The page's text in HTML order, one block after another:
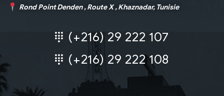
Rond Point Denden , Route X , Khaznadar, Tunisie
(+216) 29 222 107
(+216) 29 222 108